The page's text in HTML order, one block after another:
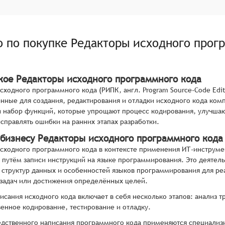
по покупке Редакторы исходного
Редакторы исходного программного кода
программного кода (РИПК, англ. Program Source-Code
для создания, редактирования и отладки исходного кода
функций, которые упрощают процесс кодирования,
ошибки на ранних этапах разработки.
Редакторы исходного программного кода
программного кода в контексте применения ИТ-
записи инструкций на языке программирования. Это
данных и особенностей языков программирования для
или достижения определённых целей.
исходного кода включает в себя несколько этапов: анализ
кодирование, тестирование и отладку.
написания программного кода применяются